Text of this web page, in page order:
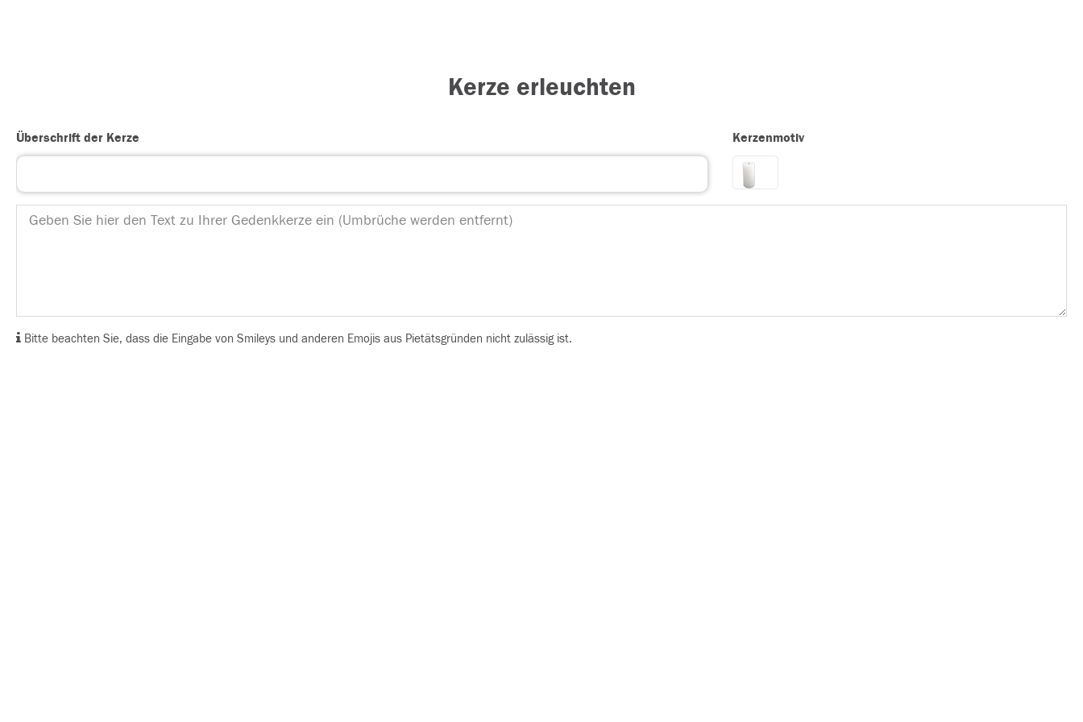
Kerze erleuchten
Überschrift der Kerze Kerzenmotiv
Bitte beachten Sie, dass die Eingabe von Smileys und anderen Emojis aus Pietätsgründen nicht zulässig ist.